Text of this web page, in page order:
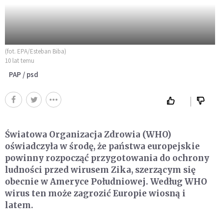
(fot. EPA/Esteban Biba)
10 lat temu
PAP / psd
Światowa Organizacja Zdrowia (WHO)
oświadczyła w środę, że państwa europejskie
powinny rozpocząć przygotowania do ochrony
ludności przed wirusem Zika, szerzącym się
obecnie w Ameryce Południowej. Według WHO
wirus ten może zagrozić Europie wiosną i
latem.